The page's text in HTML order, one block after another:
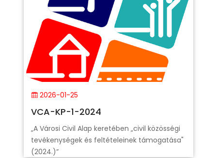
2026-01-25
VCA-KP-1-2024
„A Városi Civil Alap keretében „civil közösségi
tevékenységek és feltételeinek támogatása"
(2024.)”